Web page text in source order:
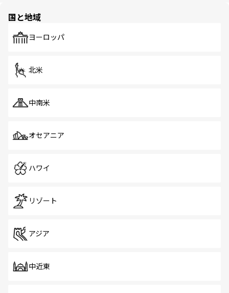
で、ホーカーズは地元の風情を楽しめる外せないスポット
国と地域
ヨーロッパ
北米
中南米
オセアニア
ハワイ
リゾート
アジア
中近東